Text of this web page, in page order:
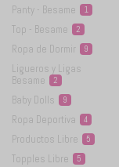
Panty - Besame 1
Top - Besame 2
Ropa de Dormir 9
Ligueros y Ligas
Besame
2
Baby Dolls 9
Ropa Deportiva 4
Productos Libre 5
Topples Libre 5